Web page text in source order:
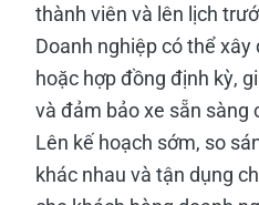
thành viên và lên lịch
Doanh nghiệp có thể
hoặc hợp đồng định kỳ,
và đảm bảo xe sẵn sàng
Lên kế hoạch sớm, so
khác nhau và tận dụng